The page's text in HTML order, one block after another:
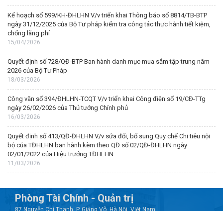
Kế hoạch số 599/KH-ĐHLHN V/v triển khai Thông báo số 8814/TB-BTP
ngày 31/12/2025 của Bộ Tư pháp kiểm tra công tác thực hành tiết kiệm,
chống lãng phí
15/04/2026
Quyết định số 728/QĐ-BTP Ban hành danh mục mua sắm tập trung năm
2026 của Bộ Tư Pháp
18/03/2026
Công văn số 394/ĐHLHN-TCQT V/v triển khai Công điện số 19/CĐ-TTg
ngày 26/02/2026 của Thủ tướng Chính phủ
16/03/2026
Quyết định số 413/QĐ-ĐHLHN V/v sửa đổi, bổ sung Quy chế Chi tiêu nội
bộ của TĐHLHN ban hành kèm theo QĐ số 02/QĐ-ĐHLHN ngày
02/01/2022 của Hiệu trưởng TĐHLHN
11/03/2026
Phòng Tài Chính - Quản trị
87 Nguyễn Chí Thanh, P. Giảng Võ, Hà Nội, Việt Nam